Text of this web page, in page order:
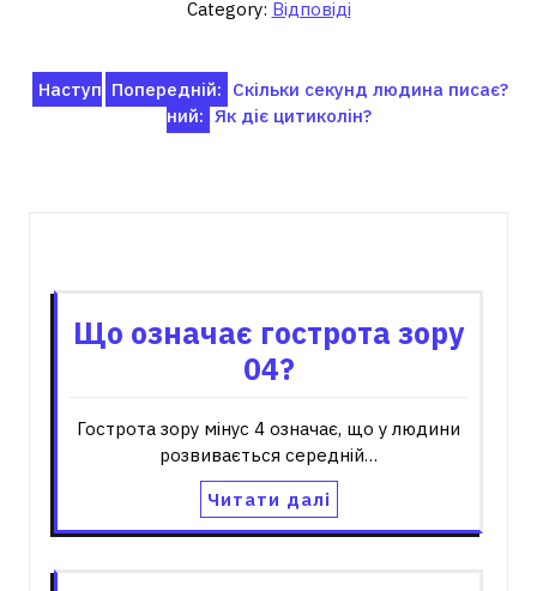
Category: Відповіді
Навігація
Попередній: Скільки секунд людина писає?
Наступ
ний: Як діє цитиколін?
Що означає гострота зору
04?
Гострота зору мінус 4 означає, що у людини
розвивається середній…
Читати далі